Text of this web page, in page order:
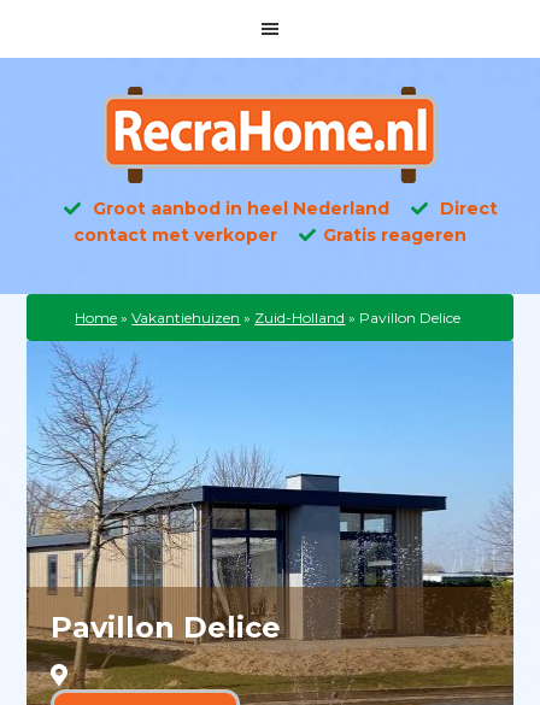
Groot aanbod in heel Nederland
Direct
contact met verkoper
Gratis reageren
Home »Vakantiehuizen » Zuid-Holland » Pavillon Delice
Pavillon Delice